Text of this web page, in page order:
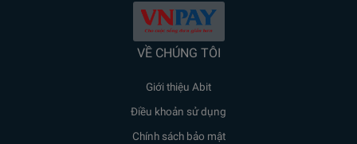
VỀ CHÚNG TÔI
Giới thiệu Abit
Điều khoản sử dụng
Chính sách bảo mật